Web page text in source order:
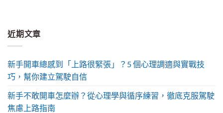
近期文章
新手開車總感到「上路很緊張」？5 個心理調適與實戰技
巧，幫你建立駕駛自信
新手不敢開車怎麼辦？從心理學與循序練習，徹底克服駕駛
焦慮上路指南